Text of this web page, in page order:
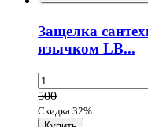
Защелка
язычком LB...
500
Скидка 32%